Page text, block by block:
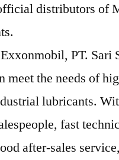
distributors of
PT. Sari
meet the needs of
lubricants.
fast
after-sales